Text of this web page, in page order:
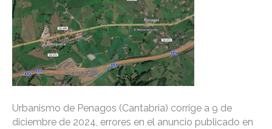
Urbanismo de Penagos (Cantabria) corrige a 9 de
diciembre de 2024, errores en el anuncio publicado en